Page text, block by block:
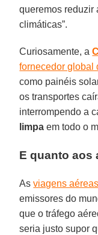
queremos reduzir
climáticas”.
Curiosamente, a
fornecedor global
como painéis
os transportes
interrompendo a
limpa em todo o
E quanto aos
Asviagens
emissores do
que o tráfego
seria justo supor